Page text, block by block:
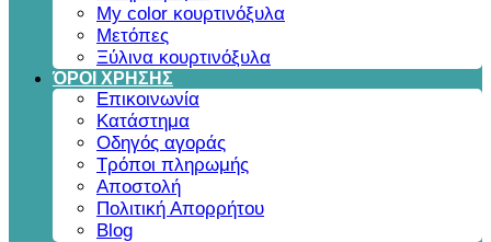
My color κουρτινόξυλα
Μετόπες
Ξύλινα κουρτινόξυλα
ΌΡΟΙ ΧΡΗΣΗΣ
Επικοινωνία
Κατάστημα
Οδηγός αγοράς
Τρόποι πληρωμής
Αποστολή
Πολιτική Απορρήτου
Blog